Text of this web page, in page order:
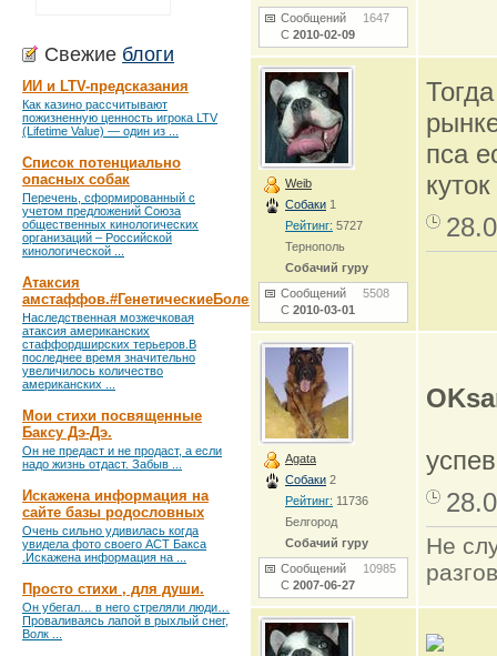
Свежие блоги
ИИ и LTV-предсказания
Как казино рассчитывают
пожизненную ценность игрока LTV
(Lifetime Value) — один из ...
Список потенциально
опасных собак
Перечень, сформированный с
учетом предложений Союза
общественных кинологических
организаций – Российской
кинологической ...
Атаксия
амстаффов.#ГенетическиеБолезни
Наследственная мозжечковая
атаксия американских
стаффордширских терьеров.В
последнее время значительно
увеличилось количество
американских ...
Мои стихи посвященные
Баксу Дэ-Дэ.
Он не предаст и не продаст, а если
надо жизнь отдаст. Забыв ...
Искажена информация на
сайте базы родословных
Очень сильно удивилась когда
увидела фото своего АСТ Бакса
.Искажена информация на ...
Просто стихи , для души.
Он убегал… в него стреляли люди…
Проваливаясь лапой в рыхлый снег,
Волк ...
Сообщений 1647
С 2010-02-09
Weib
Собаки 1
Рейтинг: 5727
Тернополь
Собачий гуру
Сообщений 5508
С 2010-03-01
пса
Agata
Собаки 2
Рейтинг: 11736
Белгород
Собачий гуру
Сообщений 10985
С 2007-06-27
Не